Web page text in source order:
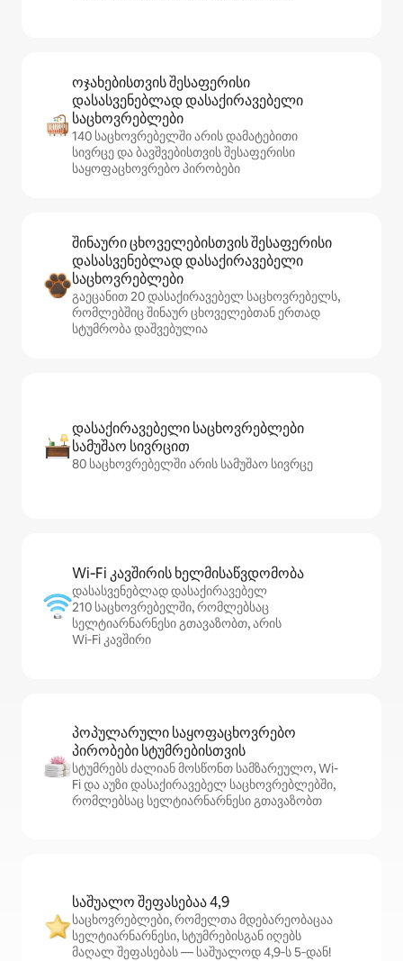
ოჯახებისთვის შესაფერისი
დასასვენებლად დასაქირავებელი
საცხოვრებლები
140 საცხოვრებელში არის დამატებითი
სივრცე და ბავშვებისთვის შესაფერისი
საყოფაცხოვრებო პირობები
შინაური ცხოველებისთვის შესაფერისი
დასასვენებლად დასაქირავებელი
საცხოვრებლები
გაეცანით 20 დასაქირავებელ საცხოვრებელს,
რომლებშიც შინაურ ცხოველებთან ერთად
სტუმრობა დაშვებულია
დასაქირავებელი საცხოვრებლები
სამუშაო სივრცით
80 საცხოვრებელში არის სამუშაო სივრცე
Wi‑Fi კავშირის ხელმისაწვდომობა
დასასვენებლად დასაქირავებელ
210 საცხოვრებელში, რომლებსაც
სელტიარნარნესი გთავაზობთ, არის
Wi‑Fi კავშირი
პოპულარული საყოფაცხოვრებო
პირობები სტუმრებისთვის
სტუმრებს ძალიან მოსწონთ სამზარეულო, Wi-
Fi და აუზი დასაქირავებელ საცხოვრებლებში,
რომლებსაც სელტიარნარნესი გთავაზობთ
საშუალო შეფასებაა 4,9
საცხოვრებლები, რომელთა მდებარეობაცაა
სელტიარნარნესი, სტუმრებისგან იღებს
მაღალ შეფასებას — საშუალოდ 4,9‑ს 5‑დან!